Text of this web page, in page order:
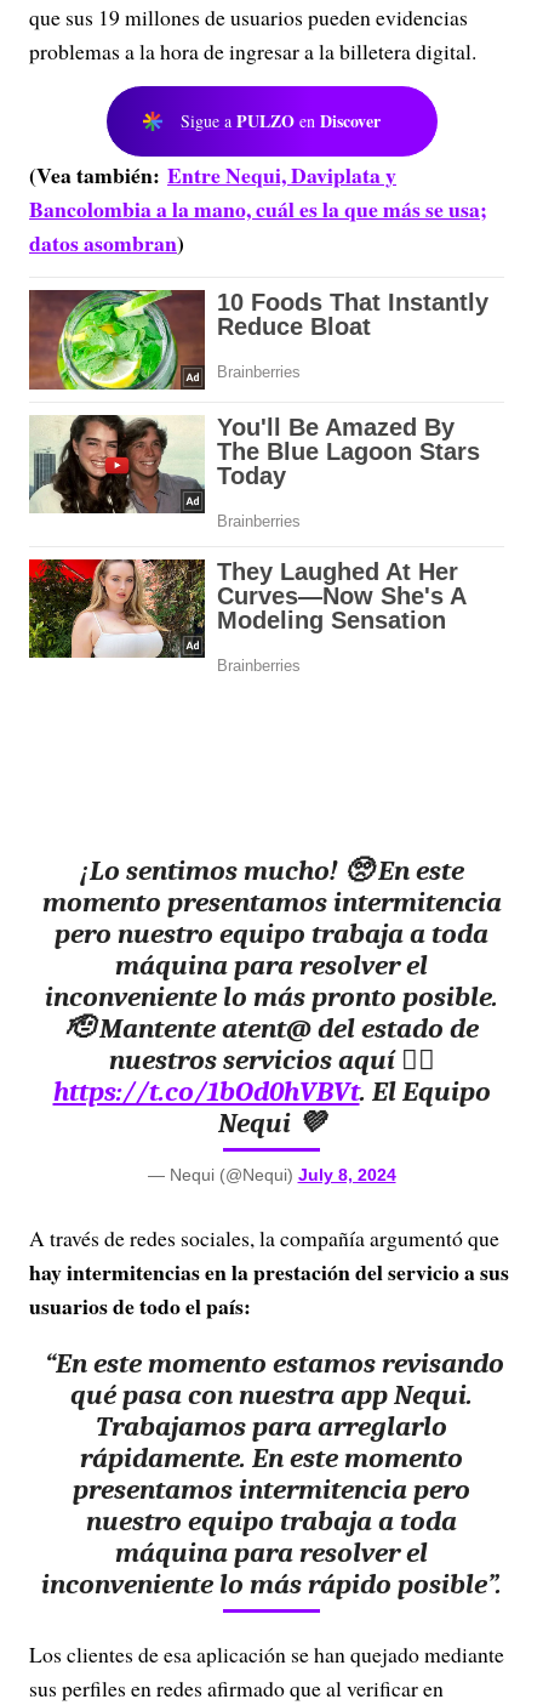
que sus 19 millones de usuarios pueden evidencias
problemas a la hora de ingresar a la billetera digital.
Sigue a PULZO en Discover
(Vea también: Entre Nequi, Daviplata y
Bancolombia a la mano, cuál es la que más se usa;
datos asombran)
¡Lo sentimos mucho! 🥺 En este
momento presentamos intermitencia
pero nuestro equipo trabaja a toda
máquina para resolver el
inconveniente lo más pronto posible.
🫡 Mantente atent@ del estado de
nuestros servicios aquí 👉🏻
https://t.co/1bOd0hVBVt. El Equipo
Nequi 💜
— Nequi (@Nequi) July 8, 2024
A través de redes sociales, la compañía argumentó que
hay intermitencias en la prestación del servicio a sus
usuarios de todo el país:
“En este momento estamos revisando
qué pasa con nuestra app Nequi.
Trabajamos para arreglarlo
rápidamente. En este momento
presentamos intermitencia pero
nuestro equipo trabaja a toda
máquina para resolver el
inconveniente lo más rápido posible”.
Los clientes de esa aplicación se han quejado mediante
sus perfiles en redes afirmado que al verificar en